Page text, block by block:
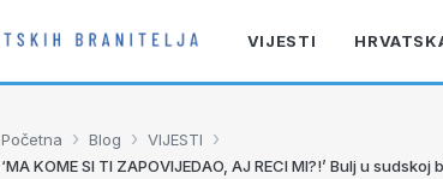
VIJESTI
Početna › Blog › VIJESTI ›
‘MA KOME SI TI ZAPOVIJEDAO, AJ RECI MI?!’ Bulj u